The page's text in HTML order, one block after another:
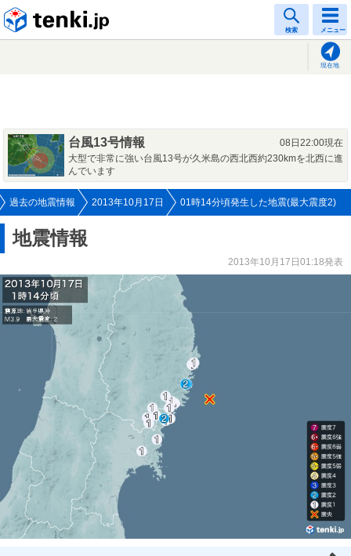
検索 メニュー
現在地
台風13号情報
08日22:00現在
大型で非常に強い台風13号が久米島の西北西約230kmを北西に進
んでいます
過去の地震情報 2013年10月17日 01時14分頃発生した地震(最大震度2)
地震情報
2013年10月17日01:18発表